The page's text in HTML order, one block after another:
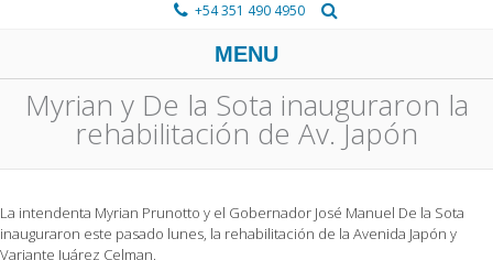
+54 351 490 4950
MENU
Myrian y De la Sota inauguraron la
rehabilitación de Av. Japón
La intendenta Myrian Prunotto y el Gobernador José Manuel De la Sota
inauguraron este pasado lunes, la rehabilitación de la Avenida Japón y
Variante Juárez Celman.